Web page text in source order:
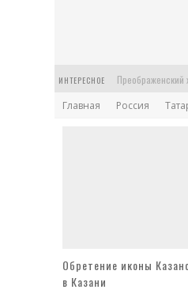
ИНТЕРЕСНОЕ
Главная Россия
Обретение иконы
в Казани